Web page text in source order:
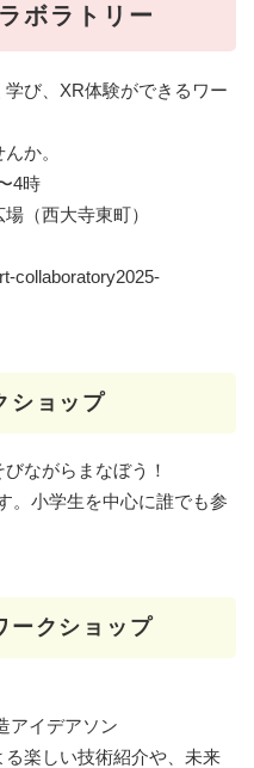
ボラトリー
び、XR体験ができるワー
か。
4時
（西大寺東町）
collaboratory2025-
ショップ
ながらまなぼう！
。小学生を中心に誰でも参
ークショップ
アイデアソン
楽しい技術紹介や、未来